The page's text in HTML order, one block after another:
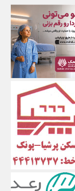
اکوفارس
اکونگار
اکونیوز
الف
انتشار آنلاین
اندیشه قرن
اندیشه معاصر
اندیشه ها
انرژی پرس
ای استخدام
ایتنا
ایراف
ایران آرت
ایران آنلاین
ایران زندگی
ایران فوری
ایرانی روز